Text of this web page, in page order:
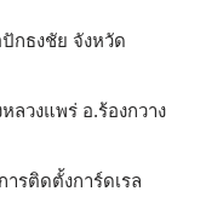
กธงชัย จังหวัด
ลวงแพร่ อ.ร้องกวาง
ารติดตั้งการ์ดเรล